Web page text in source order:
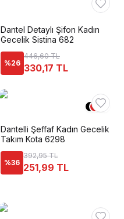
Dantel Detaylı Şifon Kadın
Gecelik Sistina 682
%26
446,60 TL
330,17 TL
+
Dantelli Şeffaf Kadın Gecelik
Takım Kota 6298
%36
392,95 TL
251,99 TL